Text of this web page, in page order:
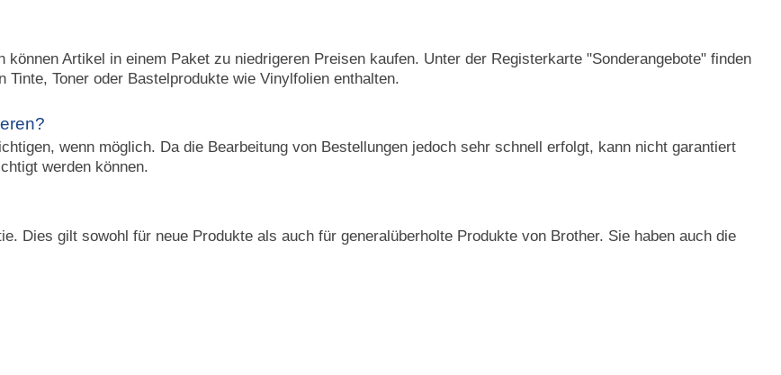
Artikel in einem Paket zu niedrigeren Preisen kaufen. Unter der Registerkarte "Sonderangebote" finden
Toner oder Bastelprodukte wie Vinylfolien enthalten.
wenn möglich. Da die Bearbeitung von Bestellungen jedoch sehr schnell erfolgt, kann nicht garantiert
werden können.
Dies gilt sowohl für neue Produkte als auch für generalüberholte Produkte von Brother. Sie haben auch die